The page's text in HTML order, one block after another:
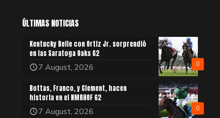
ÚLTIMAS NOTICIAS
0
Kentucky Belle con Ortiz Jr. sorprendió
en las Saratoga Oaks G2
7 August, 2026
0
Bottas, Franco, y Clement, hacen
historia en el NMRHOF G2
7 August, 2026